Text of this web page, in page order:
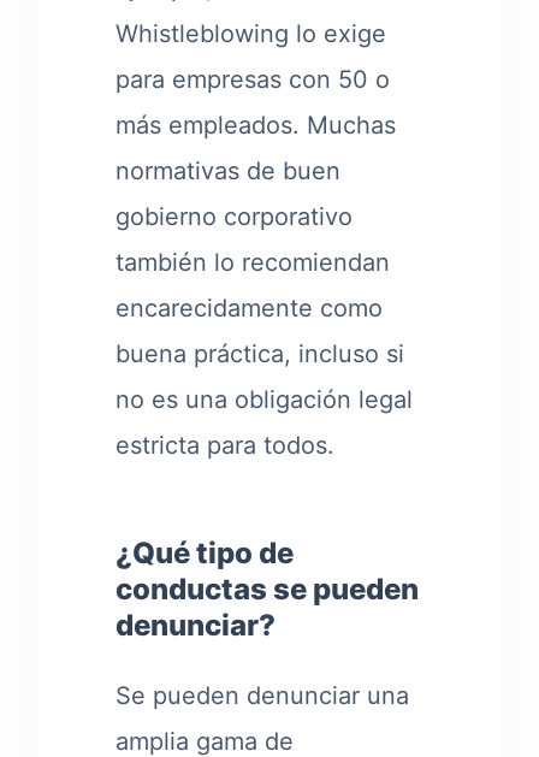
Whistleblowing lo exige
para empresas con 50 o
más empleados. Muchas
normativas de buen
gobierno corporativo
también lo recomiendan
encarecidamente como
buena práctica, incluso si
no es una obligación legal
estricta para todos.
¿Qué tipo de
conductas se pueden
denunciar?
Se pueden denunciar una
amplia gama de